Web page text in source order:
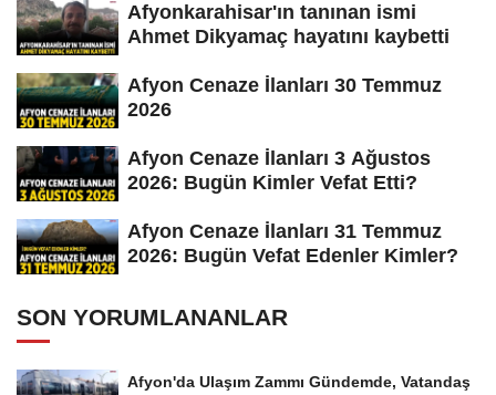
Afyonkarahisar'ın tanınan ismi
Ahmet Dikyamaç hayatını kaybetti
Afyon Cenaze İlanları 30 Temmuz
2026
Afyon Cenaze İlanları 3 Ağustos
2026: Bugün Kimler Vefat Etti?
Afyon Cenaze İlanları 31 Temmuz
2026: Bugün Vefat Edenler Kimler?
SON YORUMLANANLAR
Afyon'da Ulaşım Zammı Gündemde, Vatandaş